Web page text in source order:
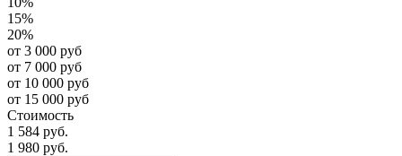
15%
20%
от 3 000 руб
от 7 000 руб
от 10 000 руб
от 15 000 руб
Стоимость
1 584 руб.
1 980 руб.